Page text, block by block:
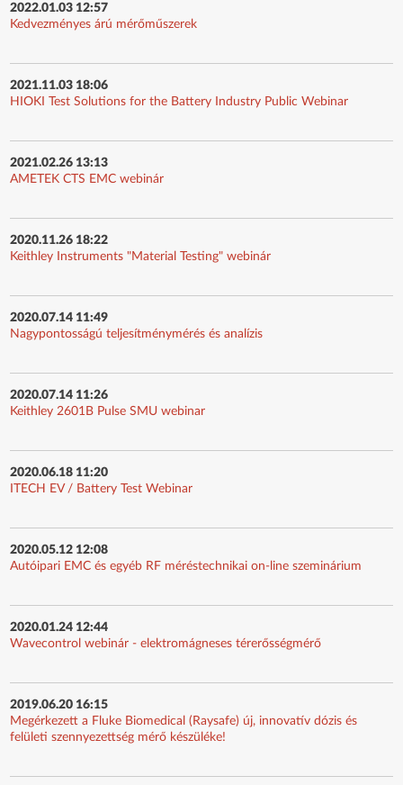
2022.01.03 12:57
Kedvezményes árú mérőműszerek
2021.11.03 18:06
HIOKI Test Solutions for the Battery Industry Public Webinar
2021.02.26 13:13
AMETEK CTS EMC webinár
2020.11.26 18:22
Keithley Instruments "Material Testing" webinár
2020.07.14 11:49
Nagypontosságú teljesítménymérés és analízis
2020.07.14 11:26
Keithley 2601B Pulse SMU webinar
2020.06.18 11:20
ITECH EV / Battery Test Webinar
2020.05.12 12:08
Autóipari EMC és egyéb RF méréstechnikai on-line szeminárium
2020.01.24 12:44
Wavecontrol webinár - elektromágneses térerősségmérő
2019.06.20 16:15
Megérkezett a Fluke Biomedical (Raysafe) új, innovatív dózis és
felületi szennyezettség mérő készüléke!